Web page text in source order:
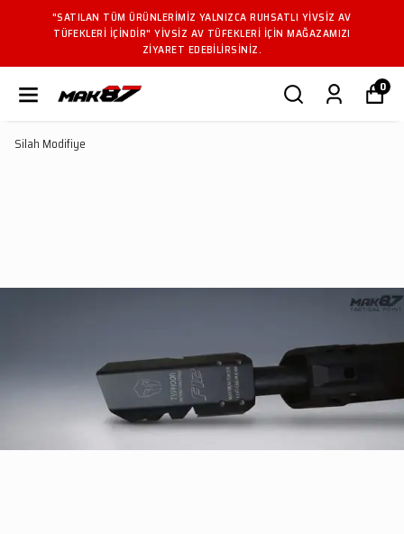
"SATILAN TÜM ÜRÜNLERIMIZ YALNIZCA RUHSATLI YIVSIZ AV
TÜFEKLERI IÇINDIR" YIVSIZ AV TÜFEKLERI IÇIN MAĞAZAMIZI
ZIYARET EDEBILIRSINIZ.
0
Silah Modifiye